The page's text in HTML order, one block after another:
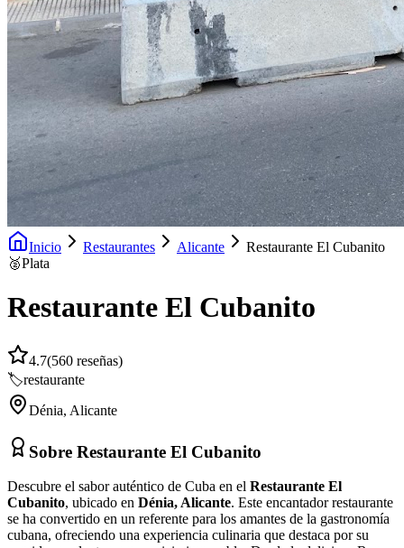
Inicio Restaurantes Alicante
Restaurante El Cubanito
🥈Plata
Restaurante El Cubanito
4.7(560 reseñas)
🏷️restaurante
Dénia, Alicante
Sobre Restaurante El Cubanito
Descubre el sabor auténtico de Cuba en el Restaurante El
Cubanito, ubicado en Dénia, Alicante. Este encantador restaurante
se ha convertido en un referente para los amantes de la gastronomía
cubana, ofreciendo una experiencia culinaria que destaca por su